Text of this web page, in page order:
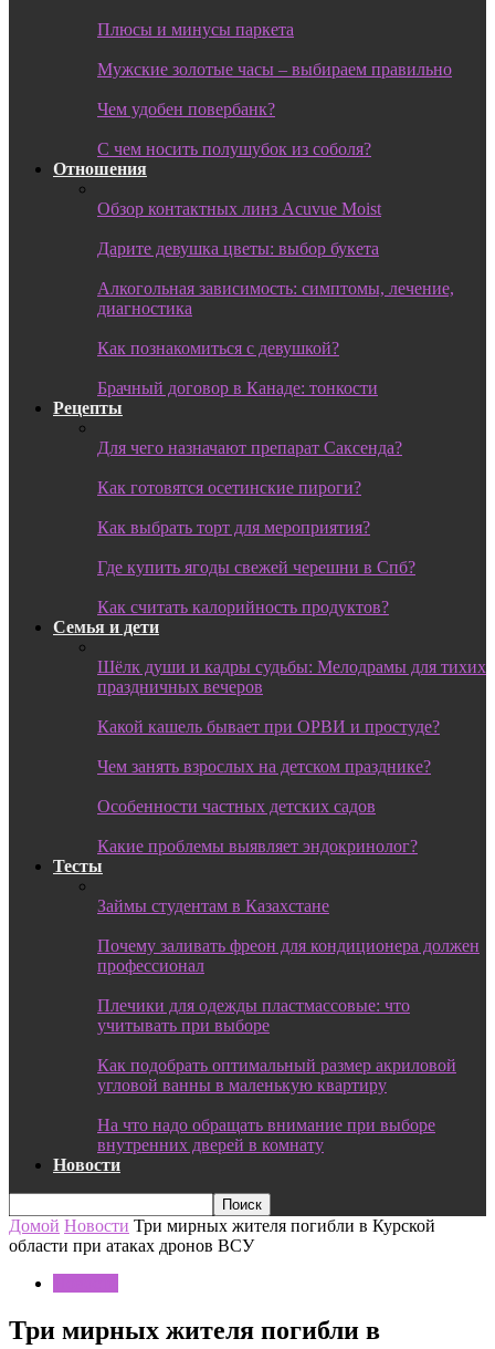
Плюсы и минусы паркета
Мужские золотые часы – выбираем правильно
Чем удобен повербанк?
С чем носить полушубок из соболя?
Отношения
Обзор контактных линз Acuvue Moist
Дарите девушка цветы: выбор букета
Алкогольная зависимость: симптомы, лечение,
диагностика
Как познакомиться с девушкой?
Брачный договор в Канаде: тонкости
Рецепты
Для чего назначают препарат Саксенда?
Как готовятся осетинские пироги?
Как выбрать торт для мероприятия?
Где купить ягоды свежей черешни в Спб?
Как считать калорийность продуктов?
Семья и дети
Шёлк души и кадры судьбы: Мелодрамы для тихих
праздничных вечеров
Какой кашель бывает при ОРВИ и простуде?
Чем занять взрослых на детском празднике?
Особенности частных детских садов
Какие проблемы выявляет эндокринолог?
Тесты
Займы студентам в Казахстане
Почему заливать фреон для кондиционера должен
профессионал
Плечики для одежды пластмассовые: что
учитывать при выборе
Как подобрать оптимальный размер акриловой
угловой ванны в маленькую квартиру
На что надо обращать внимание при выборе
внутренних дверей в комнату
Новости
Домой Новости Три мирных жителя погибли в Курской
области при атаках дронов ВСУ
Три мирных жителя погибли в